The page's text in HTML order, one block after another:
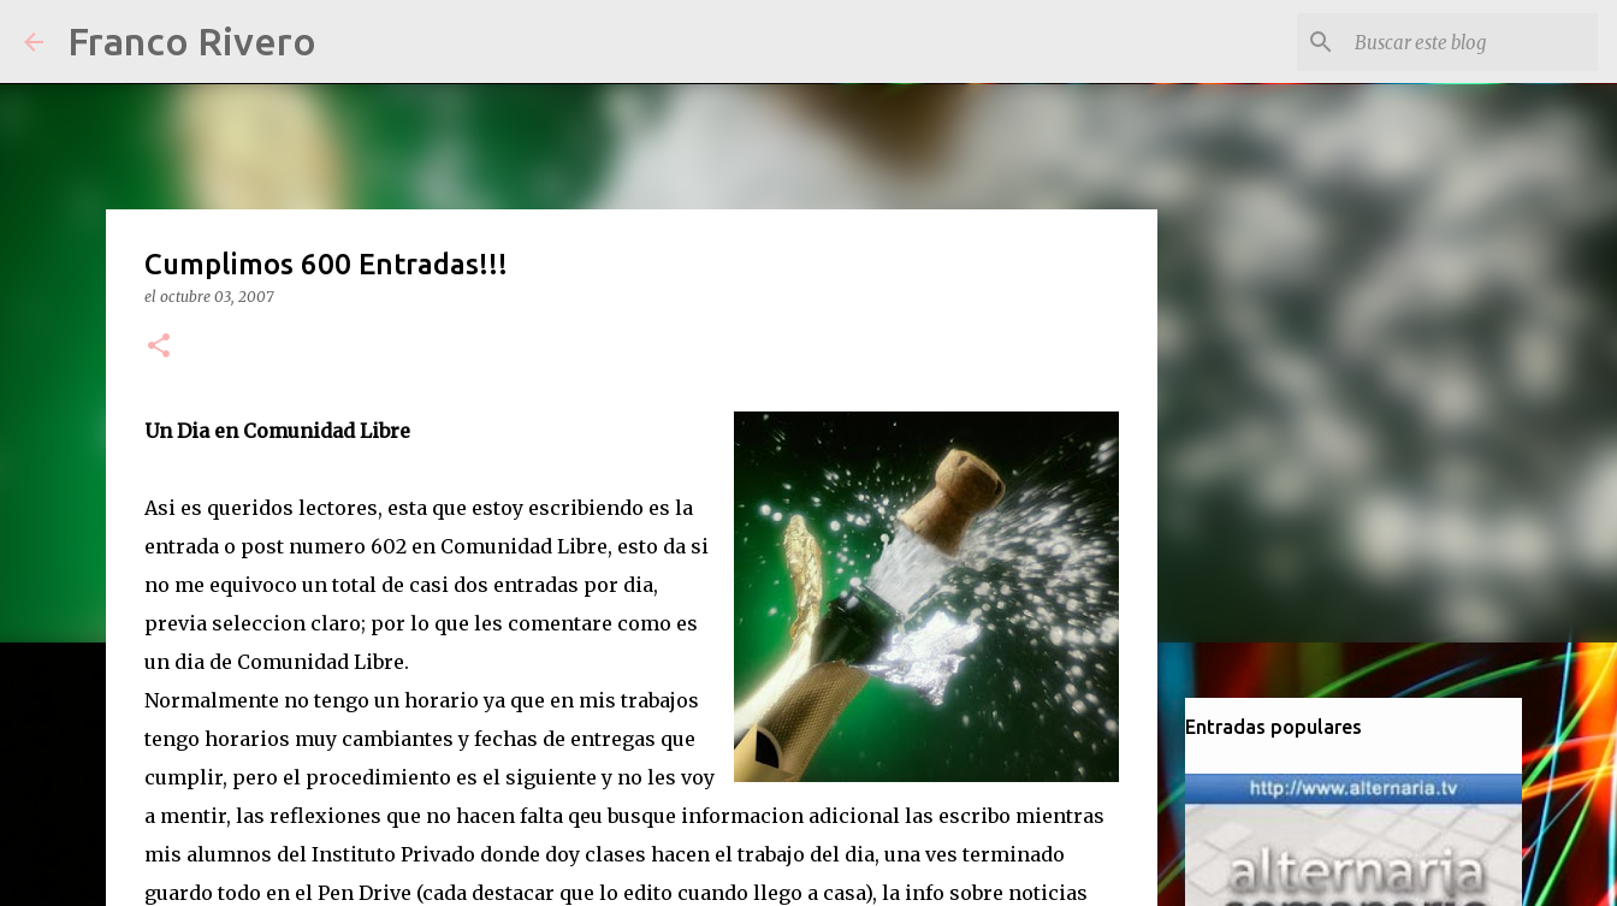
Franco Rivero
Cumplimos 600 Entradas!!!
el octubre 03, 2007
Un Dia en Comunidad Libre
Asi es queridos lectores, esta que estoy escribiendo es la
entrada o post numero 602 en Comunidad Libre, esto da si
no me equivoco un total de casi dos entradas por dia,
previa seleccion claro; por lo que les comentare como es
un dia de Comunidad Libre.
Normalmente no tengo un horario ya que en mis trabajos
tengo horarios muy cambiantes y fechas de entregas que
cumplir, pero el procedimiento es el siguiente y no les voy
a mentir, las reflexiones que no hacen falta qeu busque informacion adicional las escribo mientras
mis alumnos del Instituto Privado donde doy clases hacen el trabajo del dia, una ves terminado
guardo todo en el Pen Drive (cada destacar que lo edito cuando llego a casa), la info sobre noticias
Entradas populares